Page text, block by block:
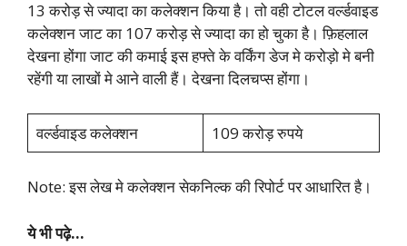
13 करोड़ से ज्यादा का कलेक्शन किया है। तो वही टोटल वर्ल्डवाइड
कलेक्शन जाट का 107 करोड़ से ज्यादा का हो चुका है। फ़िहलाल
देखना होंगा जाट की कमाई इस हफ्ते के वर्किंग डेज मे करोड़ो मे बनी
रहेंगी या लाखों मे आने वाली हैं। देखना दिलचप्स होंगा।
वर्ल्डवाइड कलेक्शन 109 करोड़ रुपये
Note: इस लेख मे कलेक्शन सेकनिल्क की रिपोर्ट पर आधारित है।
ये भी पढ़े…